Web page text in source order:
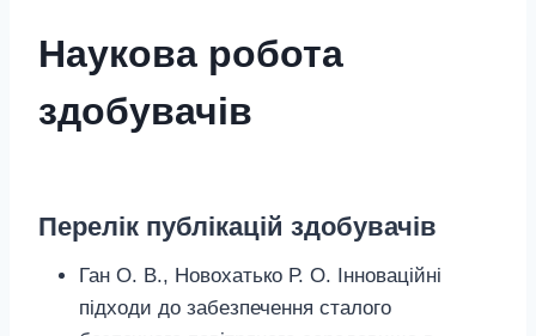
Наукова робота
здобувачів
Перелік публікацій здобувачів
Ган О. В., Новохатько Р. О. Інноваційні
підходи до забезпечення сталого